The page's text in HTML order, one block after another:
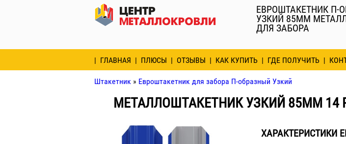
ЕВРОШТАКЕТНИК П-
УЗКИЙ 85ММ
ДЛЯ ЗАБОРА
ГЛАВНАЯ ПЛЮСЫ ОТЗЫВЫ КАК КУПИТЬ ГДЕ ПОЛУЧИТЬ
Штакетник » Евроштакетник для забора П-образный Узкий
МЕТАЛЛОШТАКЕТНИК УЗКИЙ 85ММ 14
ХАРАКТЕРИСТИКИ